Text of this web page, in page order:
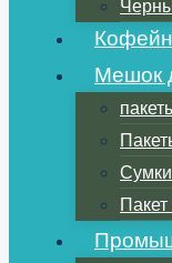
Мешок